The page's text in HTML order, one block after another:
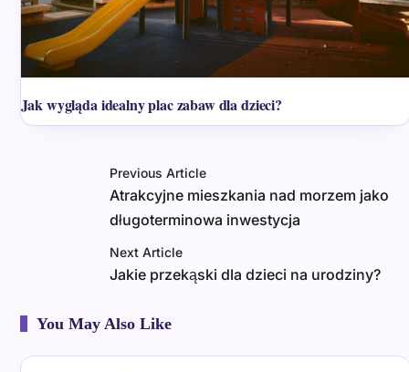
Jak wygląda idealny plac zabaw dla dzieci?
Previous Article
Atrakcyjne mieszkania nad morzem jako
długoterminowa inwestycja
Next Article
Jakie przekąski dla dzieci na urodziny?
You May Also Like